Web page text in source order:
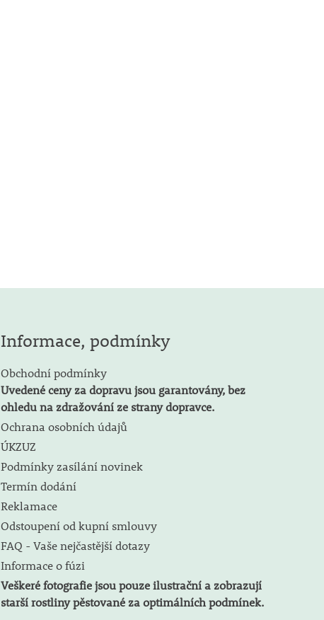
Informace, podmínky
Obchodní podmínky
Uvedené ceny za dopravu jsou garantovány, bez
ohledu na zdražování ze strany dopravce.
Ochrana osobních údajů
ÚKZUZ
Podmínky zasílání novinek
Termín dodání
Reklamace
Odstoupení od kupní smlouvy
FAQ - Vaše nejčastější dotazy
Informace o fúzi
Veškeré fotografie jsou pouze ilustrační a zobrazují
starší rostliny pěstované za optimálních podmínek.